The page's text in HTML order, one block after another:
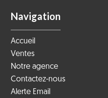
Navigation
Accueil
Ventes
Notre agence
Contactez-nous
Alerte Email